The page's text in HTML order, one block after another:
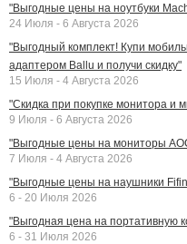
"Выгодные цены на ноутбуки
24 Июля - 6 Августа 2026
"Выгодный комплект! Купи
адаптером Ballu и получи скидку"
15 Июля - 4 Августа 2026
"Скидка при покупке монитора и
9 Июля - 6 Августа 2026
"Выгодные цены на мониторы
7 Июля - 4 Августа 2026
"Выгодные цены на наушники
6 - 20 Июля 2026
"Выгодная цена на портативную
6 - 31 Июля 2026